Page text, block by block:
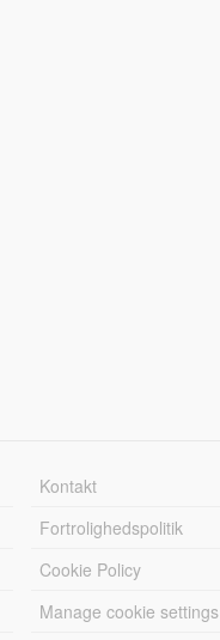
Kontakt
Fortrolighedspolitik
Cookie Policy
Manage cookie settings